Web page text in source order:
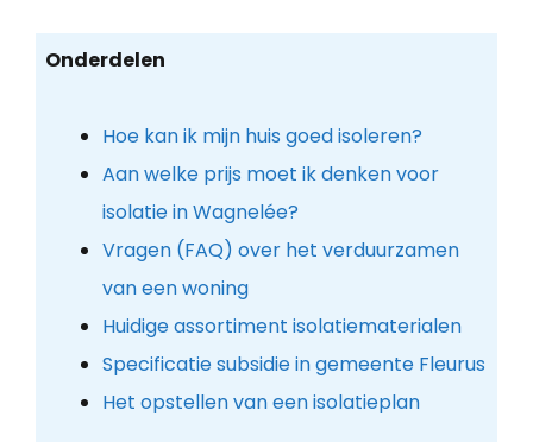
Onderdelen
Hoe kan ik mijn huis goed isoleren?
Aan welke prijs moet ik denken voor
isolatie in Wagnelée?
Vragen (FAQ) over het verduurzamen
van een woning
Huidige assortiment isolatiematerialen
Specificatie subsidie in gemeente Fleurus
Het opstellen van een isolatieplan